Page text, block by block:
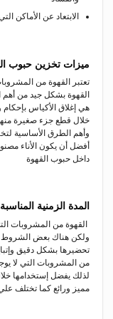
الابتعاد عن الأماكن
ميزات تخزين حبوب
تعتبر القهوة من
القهوة بشكل جيد من أهم
هي إغلاق الأكياس
خلال قطع جزء صغيرة منها
وأهم الطرق الأساسية
أفضل أن يكون الأناء
داخل حبوب القهوة
المدة الزمنية
القهوة من المشروبات
ولكن هناك بعض
تحضيرها بشكل دقيق
من المشروبات التي لا
لذلك يفضل إستخدامها
مميز ورائع كما تختلف